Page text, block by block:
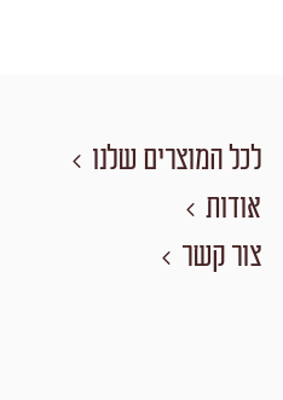
לכל המוצרים שלנו
אודות
צור קשר